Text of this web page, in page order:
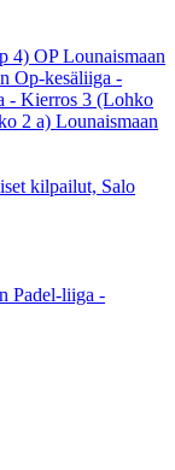
4) OP Lounaismaan
Op-kesäliiga -
- Kierros 3 (Lohko
2 a) Lounaismaan
kilpailut, Salo
Padel-liiga -